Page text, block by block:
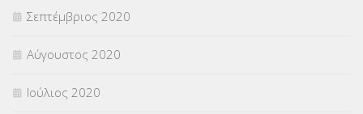
Σεπτέμβριος 2020
Αύγουστος 2020
Ιούλιος 2020